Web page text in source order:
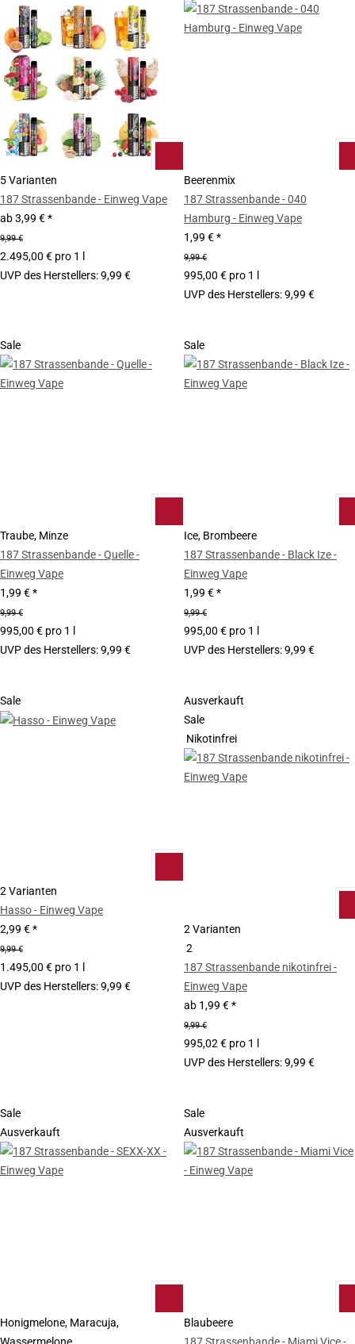
5 Varianten
187 Strassenbande - Einweg Vape
ab3,99 €*
9,99 €
2.495,00 € pro 1 l
UVP des Herstellers:9,99 €
Beerenmix
187 Strassenbande - 040
Hamburg - Einweg Vape
1,99 €*
9,99 €
995,00 € pro 1 l
UVP des Herstellers:9,99 €
Sale
Traube, Minze
187 Strassenbande - Quelle -
Einweg Vape
1,99 €*
9,99 €
995,00 € pro 1 l
UVP des Herstellers:9,99 €
Sale
Ice, Brombeere
187 Strassenbande - Black Ize -
Einweg Vape
1,99 €*
9,99 €
995,00 € pro 1 l
UVP des Herstellers:9,99 €
Sale
2 Varianten
Hasso - Einweg Vape
2,99 €*
9,99 €
1.495,00 € pro 1 l
UVP des Herstellers:9,99 €
Ausverkauft
Sale
Nikotinfrei
2 Varianten
2
187 Strassenbande nikotinfrei -
Einweg Vape
ab 1,99 €*
9,99 €
995,02 € pro 1 l
UVP des Herstellers:9,99 €
Sale
Ausverkauft
Honigmelone, Maracuja,
Sale
Ausverkauft
Blaubeere